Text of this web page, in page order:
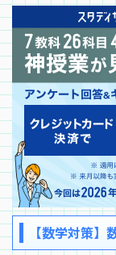
【数学対策】